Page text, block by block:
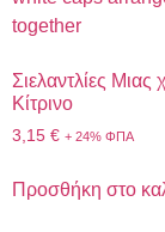
Σιελαντλίες Μιας
Κίτρινο
3,15 € + 24% ΦΠΑ
Προσθήκη στο